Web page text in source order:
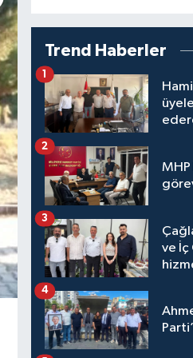
Trend Haberler
1
MHP
2
ve İç
3
Ahmet
4